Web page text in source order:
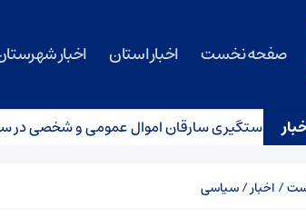
صفحه نخست اخبار استان اخبار
دستگیری سارقان اموال عمومی و شخصی در سمنان
/ اخبار/سیاسی